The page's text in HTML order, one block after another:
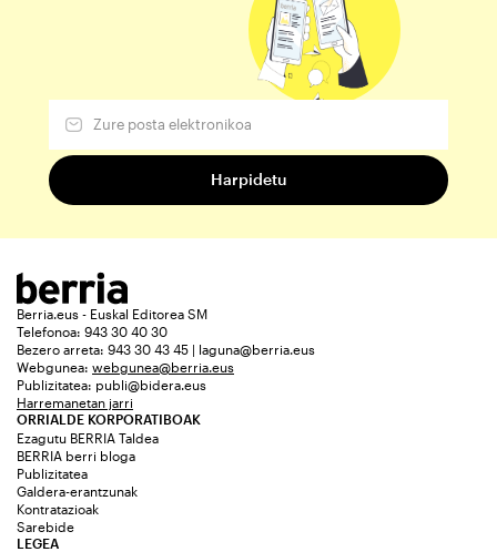
Berria.eus - Euskal Editorea SM
Telefonoa: 943 30 40 30
Bezero arreta: 943 30 43 45 | laguna@berria.eus
Webgunea: webgunea@berria.eus
Publizitatea: publi@bidera.eus
Harremanetan jarri
ORRIALDE KORPORATIBOAK
Ezagutu BERRIA Taldea
BERRIA berri bloga
Publizitatea
Galdera-erantzunak
Kontratazioak
Sarebide
LEGEA